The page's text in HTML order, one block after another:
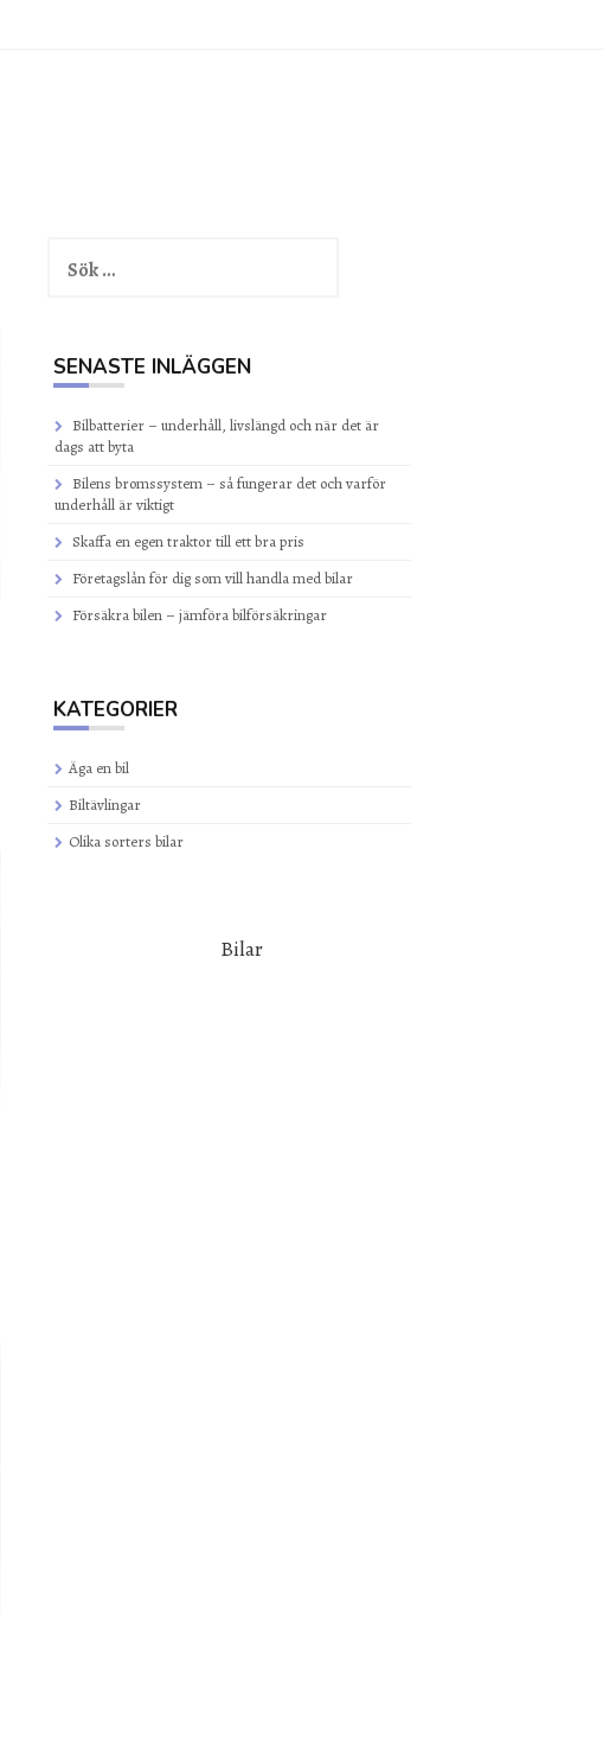
efter:
SENASTE INLÄGGEN
Bilbatterier – underhåll, livslängd och när det är
dags att byta
Bilens bromssystem – så fungerar det och varför
underhåll är viktigt
Skaffa en egen traktor till ett bra pris
Företagslån för dig som vill handla med bilar
Försäkra bilen – jämföra bilförsäkringar
KATEGORIER
Äga en bil
Biltävlingar
Olika sorters bilar
Bilar